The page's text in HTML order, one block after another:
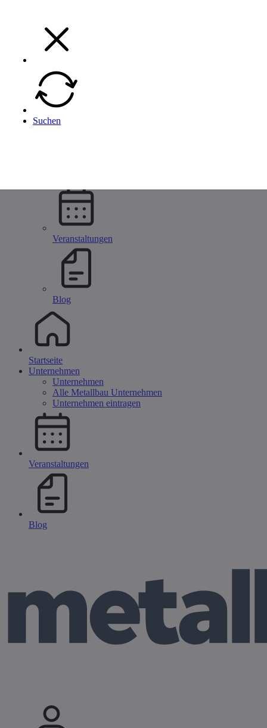
Menü
Veranstaltungen
Blog
Zurück
Unternehmen
Startseite
Unternehmen
Unternehmen
Alle Metallbau Unternehmen
Unternehmen eintragen
Veranstaltungen
Blog
Suchen